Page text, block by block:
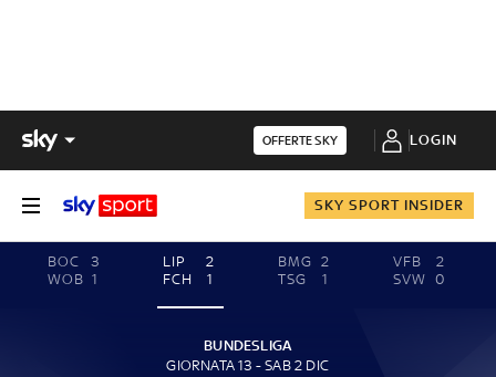
OFFERTE SKY LOGIN
SKY SPORT INSIDER
BOC
3
WOB 1
LIP
2
FCH
1
BMG 2
TSG
1
VFB
2
SVW 0
BUNDESLIGA
GIORNATA 13 - SAB 2 DIC